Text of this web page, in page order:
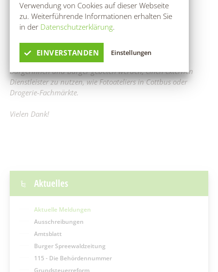
Verwendung von Cookies auf dieser Webseite
zu. Weiterführende Informationen erhalten Sie
in der Datenschutzerklärung.
EINVERSTANDEN Einstellungen
Hinweis:
Leider gibt es häufig technische Probleme mit dem
Fotoautomaten im Einwohnermeldeamt, weshalb
Bürgerinnen und Bürger gebeten werden, einen externen
Dienstleister zu nutzen, wie Fotoateliers in Cottbus oder
Drogerie-Fachmärkte.
Vielen Dank!
Aktuelles
Aktuelle Meldungen
Ausschreibungen
Amtsblatt
Burger Spreewaldzeitung
115 - Die Behördennummer
Grundsteuerreform